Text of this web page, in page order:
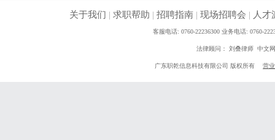
关于我们 | 求职帮助 | 招聘指南| 现场招聘会 | 人才
客服电话: 0760-22236300 业务电话: 0760-
法律顾问： 刘叠律师 中文
广东职乾信息科技有限公司 版权所有 营